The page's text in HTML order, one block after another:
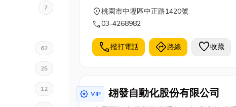
7
62
25
12
location_on桃園市中壢區中正路1420號
call03-4268982
call撥打電話 directions路線 favorite收藏
award_star VIP 翃發自動化股份有限公司